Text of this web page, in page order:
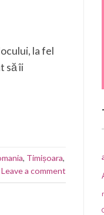
la fel
să îi
, Timișoara,
Leave a comment